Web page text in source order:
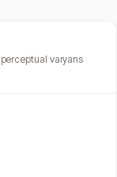
perceptual varyans